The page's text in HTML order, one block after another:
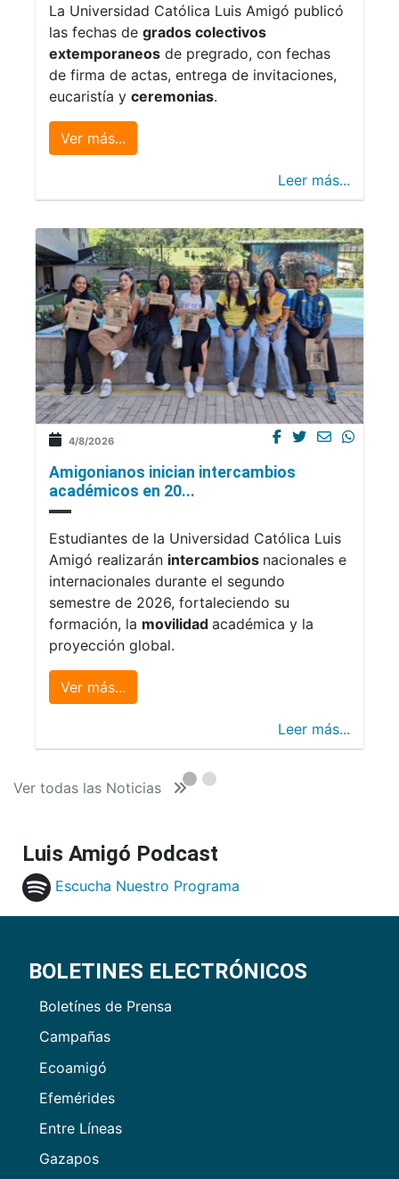
La Universidad Católica Luis Amigó publicó
las fechas de grados colectivos
extemporaneos de pregrado, con fechas
de firma de actas, entrega de invitaciones,
eucaristía y ceremonias.
Ver más...
Leer más...
4/8/2026
Amigonianos inician intercambios
académicos en 20...
Estudiantes de la Universidad Católica Luis
Amigó realizarán intercambios nacionales e
internacionales durante el segundo
semestre de 2026, fortaleciendo su
formación, la movilidad académica y la
proyección global.
Ver más...
Leer más...
Ver todas las Noticias
Luis Amigó Podcast
Escucha Nuestro Programa
BOLETINES ELECTRÓNICOS
Boletínes de Prensa
Campañas
Ecoamigó
Efemérides
Entre Líneas
Gazapos